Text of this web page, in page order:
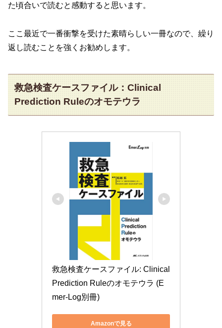
た頃合いで読むと感動すると思います。
ここ最近で一番衝撃を受けた素晴らしい一冊なので、繰り
返し読むことを強くお勧めします。
救急検査ケースファイル：Clinical
Prediction Ruleのオモテウラ
救急検査ケースファイル: Clinical
Prediction Ruleのオモテウラ (E
mer-Log別冊)
Amazonで見る